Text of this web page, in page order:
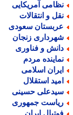
آمریکایی
و انتقالات
سعودی
زنجان
و فناوری
مردم
اسلامی
استقلال
حسینی
جمهوری